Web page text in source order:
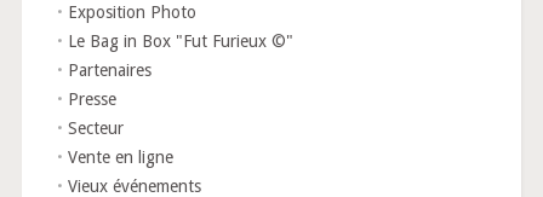
Exposition Photo
Le Bag in Box "Fut Furieux ©"
Partenaires
Presse
Secteur
Vente en ligne
Vieux événements